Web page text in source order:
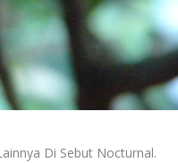
Di Sebut Nocturnal.